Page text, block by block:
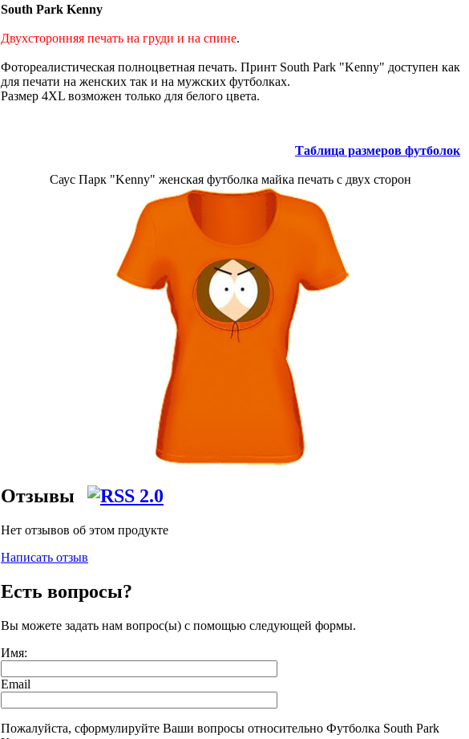
South Park Kenny
Двухсторонняя печать на груди и на спине.
Фотореалистическая полноцветная печать. Принт South Park "Kenny" доступен как
для печати на женских так и на мужских футболках.
Размер 4XL возможен только для белого цвета.
Таблица размеров футболок
Саус Парк "Kenny" женская футболка майка печать с двух сторон
Отзывы
Нет отзывов об этом продукте
Написать отзыв
Есть вопросы?
Вы можете задать нам вопрос(ы) с помощью следующей формы.
Имя:
Email
Пожалуйста, сформулируйте Ваши вопросы относительно Футболка South Park